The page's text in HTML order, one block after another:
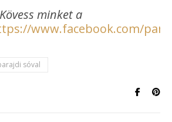
Kövess minket a
www.facebook.com/
sóval